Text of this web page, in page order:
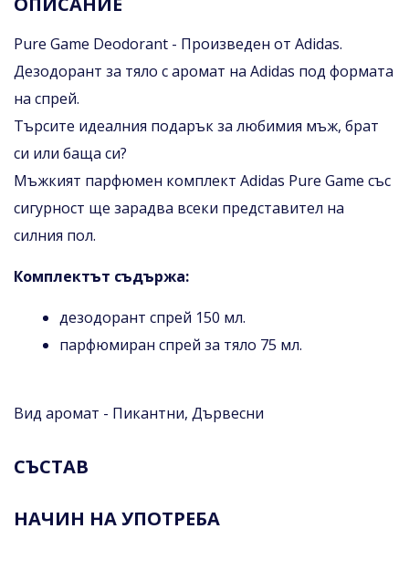
Pure Game Deodorant - Произведен от Adidas.
Дезодорант за тяло с аромат на Adidas под формата
на спрей.
Търсите идеалния подарък за любимия мъж, брат
си или баща си?
Мъжкият парфюмен комплект Adidas Pure Game със
сигурност ще зарадва всеки представител на
силния пол.
Комплектът съдържа:
дезодорант спрей 150 мл.
парфюмиран спрей за тяло 75 мл.
Вид аромат - Пикантни, Дървесни
СЪСТАВ
НАЧИН НА УПОТРЕБА